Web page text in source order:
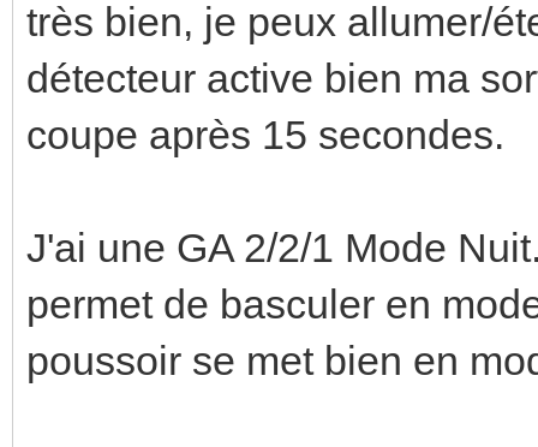
très bien, je peux allumer/
détecteur active bien ma
coupe après 15 secondes.
J'ai une GA 2/2/1 Mode
permet de basculer en
poussoir se met bien en